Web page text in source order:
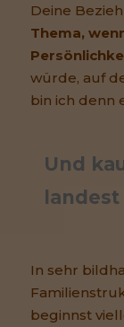
Deine
Thema,
würde, auf
bin ich denn
Und
In sehr
beginnst